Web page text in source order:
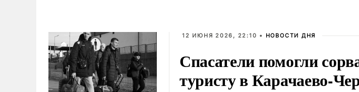
12 ИЮНЯ 2026, 22:10 • НОВОСТИ ДНЯ
Спасатели помогли
туристу в Карачаево-